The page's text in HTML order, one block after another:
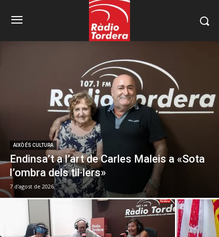
AIXÒ ÉS CULTURA
Endinsa’t a l’art de Carles Maleis a «Sota
l’ombra dels til·lers»
7 d'agost de 2026